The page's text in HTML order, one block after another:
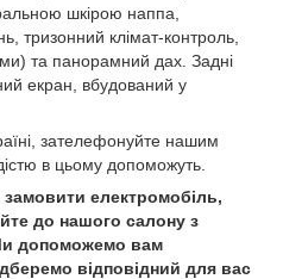
шкірою наппа,
тризонний клімат-контроль,
та панорамний дах. Задні
екран, вбудований у
зателефонуйте нашим
в цьому допоможуть.
електромобіль,
до нашого салону з
допоможемо вам
відповідний для вас